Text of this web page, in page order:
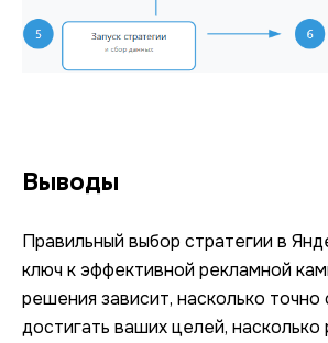
Выводы
Правильный выбор стратегии в
ключ к эффективной рекламной
решения зависит, насколько
достигать ваших целей, насколько